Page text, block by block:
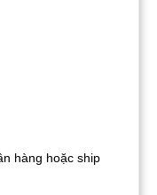
hàng hoặc ship